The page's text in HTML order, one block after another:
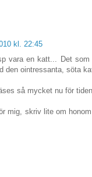
kl. 22:45
vara en katt... Det
den ointressanta, söta
så mycket nu för
mig, skriv lite om